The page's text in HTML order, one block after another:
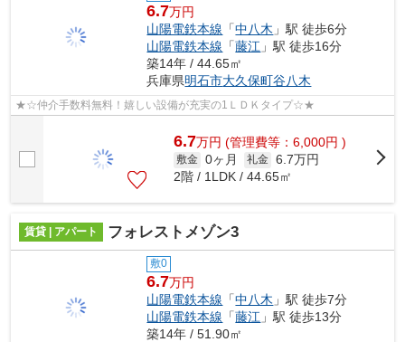
6.7万円
山陽電鉄本線 「中八木 」駅 徒歩6分
山陽電鉄本線 「藤江 」駅 徒歩16分
築14年 / 44.65㎡
兵庫県明石市大久保町谷八木
★☆仲介手数料無料！嬉しい設備が充実の1ＬＤＫタイプ☆★
6.7万円 (管理費等：6,000円 )
敷金 0ヶ月 礼金 6.7万円
2階 / 1LDK / 44.65㎡
賃貸 | アパート フォレストメゾン3
敷0
6.7万円
山陽電鉄本線 「中八木 」駅 徒歩7分
山陽電鉄本線 「藤江 」駅 徒歩13分
築14年 / 51.90㎡